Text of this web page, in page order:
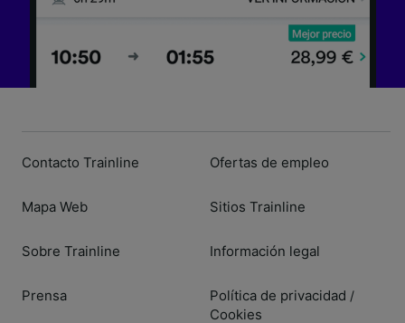
Contacto Trainline
Mapa Web
Sobre Trainline
Prensa
Ofertas de empleo
Sitios Trainline
Información legal
Política de privacidad /
Cookies